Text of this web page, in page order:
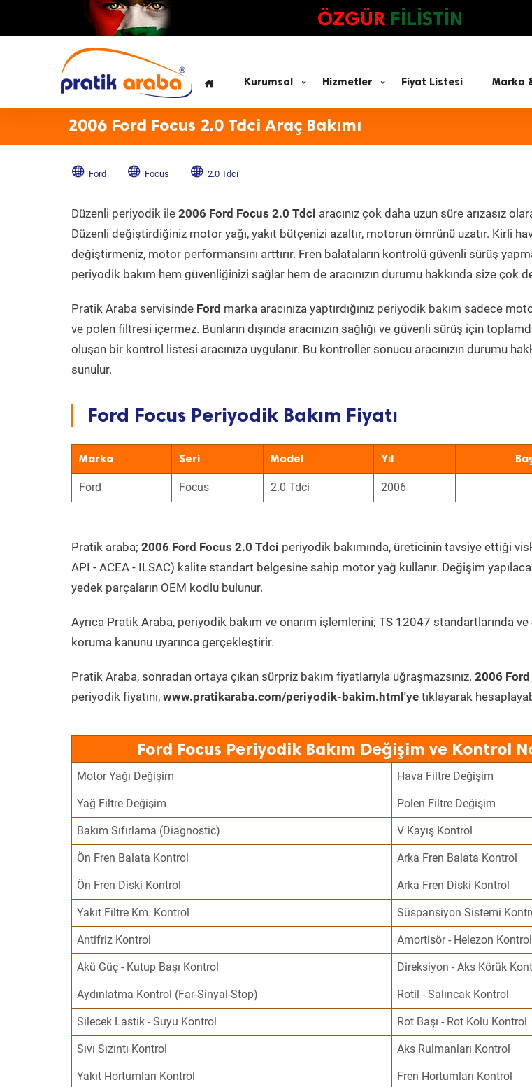
ÖZGÜR FİLİSTİN
Kurumsal Hizmetler Fiyat Listesi Marka
2006 Ford Focus 2.0 Tdci Araç Bakımı
Ford Focus 2.0 Tdci
Düzenli periyodik ile 2006 Ford Focus 2.0 Tdci aracınız çok daha uzun süre arızasız
Düzenli değiştirdiğiniz motor yağı, yakıt bütçenizi azaltır, motorun ömrünü uzatır. Kirli
değiştirmeniz, motor performansını arttırır. Fren balataların kontrolü güvenli sürüş
periyodik bakım hem güvenliğinizi sağlar hem de aracınızın durumu hakkında size çok
Pratik Araba servisinde Ford marka aracınıza yaptırdığınız periyodik bakım sadece
ve polen filtresi içermez. Bunların dışında aracınızın sağlığı ve güvenli sürüş için
oluşan bir kontrol listesi aracınıza uygulanır. Bu kontroller sonucu aracınızın durumu
sunulur.
Ford Focus Periyodik Bakım Fiyatı
Marka Seri Model Yıl
Ford Focus 2.0 Tdci 2006
Pratik araba; 2006 Ford Focus 2.0 Tdci periyodik bakımında, üreticinin tavsiye ettiği
API - ACEA - ILSAC) kalite standart belgesine sahip motor yağ kullanır. Değişim
yedek parçaların OEM kodlu bulunur.
Ayrıca Pratik Araba, periyodik bakım ve onarım işlemlerini; TS 12047 standartlarında ve
koruma kanunu uyarınca gerçekleştirir.
Pratik Araba, sonradan ortaya çıkan sürpriz bakım fiyatlarıyla uğraşmazsınız. 2006
periyodik fiyatını, www.pratikaraba.com/periyodik-bakim.html'ye tıklayarak
Ford Focus Periyodik Bakım Değişim ve Kontrol
Motor Yağı Değişim Hava Filtre Değişim
Yağ Filtre Değişim Polen Filtre Değişim
Bakım Sıfırlama (Diagnostic) V Kayış Kontrol
Ön Fren Balata Kontrol Arka Fren Balata Kontrol
Ön Fren Diski Kontrol Arka Fren Diski Kontrol
Yakıt Filtre Km. Kontrol Süspansiyon Sistemi
Antifriz Kontrol Amortisör - Helezon Kontrol
Akü Güç - Kutup Başı Kontrol Direksiyon - Aks Körük
Aydınlatma Kontrol (Far-Sinyal-Stop) Rotil - Salıncak Kontrol
Silecek Lastik - Suyu Kontrol Rot Başı - Rot Kolu Kontrol
Sıvı Sızıntı Kontrol Aks Rulmanları Kontrol
Yakıt Hortumları Kontrol Fren Hortumları Kontrol